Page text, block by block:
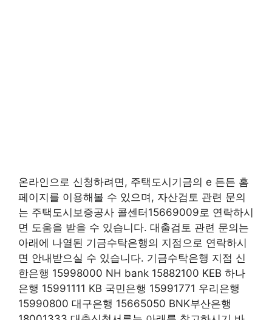
온라인으로 신청하려면, 주택도시기금의 e 든든 홈
페이지를 이용해볼 수 있으며, 자산검토 관련 문의
는 주택도시보증공사 콜센터15669009로 연락하시
면 도움을 받을 수 있습니다. 대출검토 관련 문의는
아래에 나열된 기금수탁은행의 지점으로 연락하시
면 안내받으실 수 있습니다. 기금수탁은행 지점 신
한은행 15998000 NH bank 15882100 KEB 하나
은행 15991111 KB 국민은행 15991771 우리은행
15990800 대구은행 15665050 BNK부산은행